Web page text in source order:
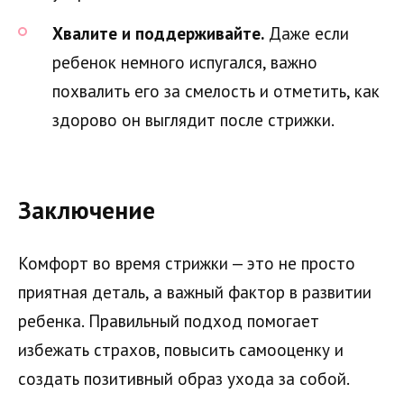
Хвалите и поддерживайте. Даже если
ребенок немного испугался, важно
похвалить его за смелость и отметить, как
здорово он выглядит после стрижки.
Заключение
Комфорт во время стрижки — это не просто
приятная деталь, а важный фактор в развитии
ребенка. Правильный подход помогает
избежать страхов, повысить самооценку и
создать позитивный образ ухода за собой.